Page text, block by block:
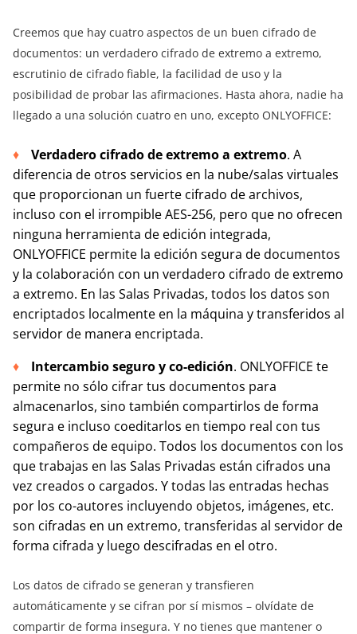
Creemos que hay cuatro aspectos de un buen cifrado de
documentos: un verdadero cifrado de extremo a extremo,
escrutinio de cifrado fiable, la facilidad de uso y la
posibilidad de probar las afirmaciones. Hasta ahora, nadie ha
llegado a una solución cuatro en uno, excepto ONLYOFFICE:
Verdadero cifrado de extremo a extremo. A
diferencia de otros servicios en la nube/salas virtuales
que proporcionan un fuerte cifrado de archivos,
incluso con el irrompible AES-256, pero que no ofrecen
ninguna herramienta de edición integrada,
ONLYOFFICE permite la edición segura de documentos
y la colaboración con un verdadero cifrado de extremo
a extremo. En las Salas Privadas, todos los datos son
encriptados localmente en la máquina y transferidos al
servidor de manera encriptada.
Intercambio seguro y co-edición. ONLYOFFICE te
permite no sólo cifrar tus documentos para
almacenarlos, sino también compartirlos de forma
segura e incluso coeditarlos en tiempo real con tus
compañeros de equipo. Todos los documentos con los
que trabajas en las Salas Privadas están cifrados una
vez creados o cargados. Y todas las entradas hechas
por los co-autores incluyendo objetos, imágenes, etc.
son cifradas en un extremo, transferidas al servidor de
forma cifrada y luego descifradas en el otro.
Los datos de cifrado se generan y transfieren
automáticamente y se cifran por sí mismos – olvídate de
compartir de forma insegura. Y no tienes que mantener o